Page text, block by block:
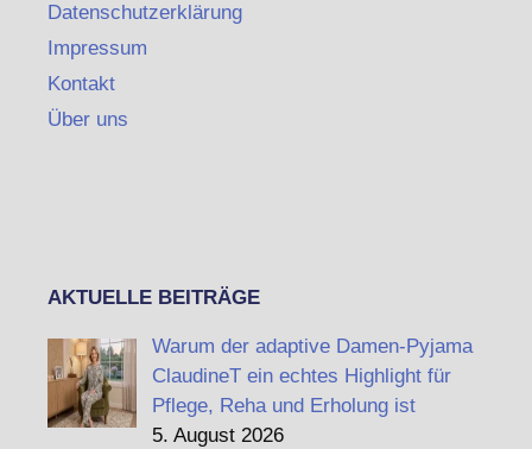
Datenschutzerklärung
Impressum
Kontakt
Über uns
AKTUELLE BEITRÄGE
Warum der adaptive Damen-Pyjama
ClaudineT ein echtes Highlight für
Pflege, Reha und Erholung ist
5. August 2026